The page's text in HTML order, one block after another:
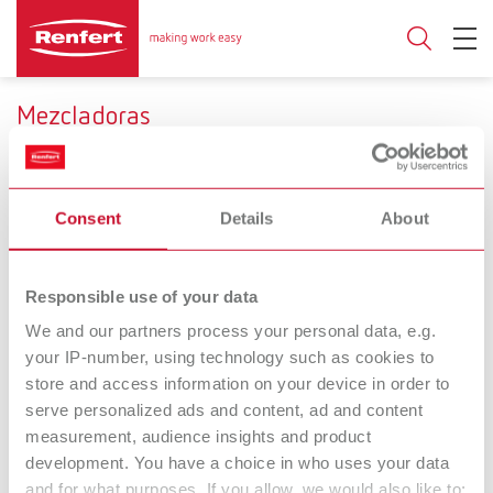
Consent Details About
Responsible use of your data
We and our partners process your personal data, e.g.
your IP-number, using technology such as cookies to
store and access information on your device in order to
serve personalized ads and content, ad and content
measurement, audience insights and product
development. You have a choice in who uses your data
and for what purposes. If you allow, we would also like to:
Mezcladoras
Mezclado perfecto. Cada vez.
Generación de vacío
Bomba de membrana Aire comprimido
Twister
Mezcladora al vacío
Twister evolution
Mezcladora al vacío
Twister venturi